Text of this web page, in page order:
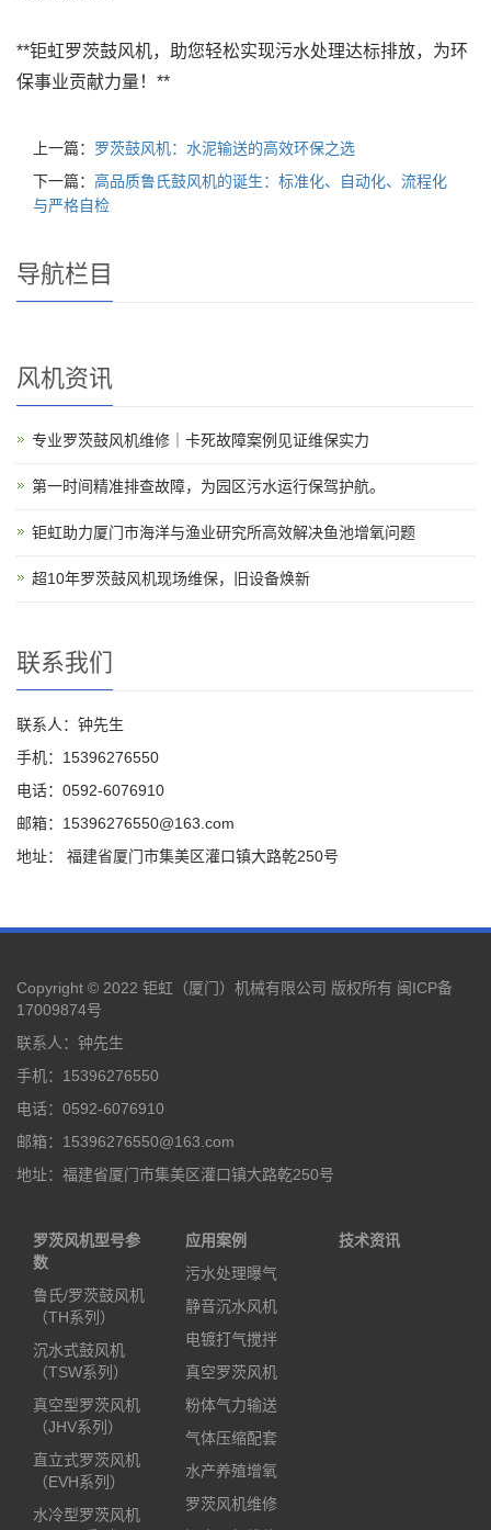
**钜虹罗茨鼓风机，助您轻松实现污水处理达标排放，为环
保事业贡献力量！**
上一篇： 罗茨鼓风机：水泥输送的高效环保之选
下一篇： 高品质鲁氏鼓风机的诞生：标准化、自动化、流程化
与严格自检
导航栏目
风机资讯
专业罗茨鼓风机维修｜卡死故障案例见证维保实力
第一时间精准排查故障，为园区污水运行保驾护航。
钜虹助力厦门市海洋与渔业研究所高效解决鱼池增氧问题
超10年罗茨鼓风机现场维保，旧设备焕新
联系我们
联系人：钟先生
手机：15396276550
电话：0592-6076910
邮箱：15396276550@163.com
地址： 福建省厦门市集美区灌口镇大路乾250号
Copyright © 2022 钜虹（厦门）机械有限公司 版权所有 闽ICP备
17009874号
联系人：钟先生
手机：15396276550
电话：0592-6076910
邮箱：15396276550@163.com
地址：福建省厦门市集美区灌口镇大路乾250号
罗茨风机型号参
数
鲁氏/罗茨鼓风机
（TH系列）
沉水式鼓风机
（TSW系列）
真空型罗茨风机
（JHV系列）
直立式罗茨风机
（EVH系列）
水冷型罗茨风机
应用案例
污水处理曝气
静音沉水风机
电镀打气搅拌
真空罗茨风机
粉体气力输送
气体压缩配套
水产养殖增氧
罗茨风机维修
技术资讯